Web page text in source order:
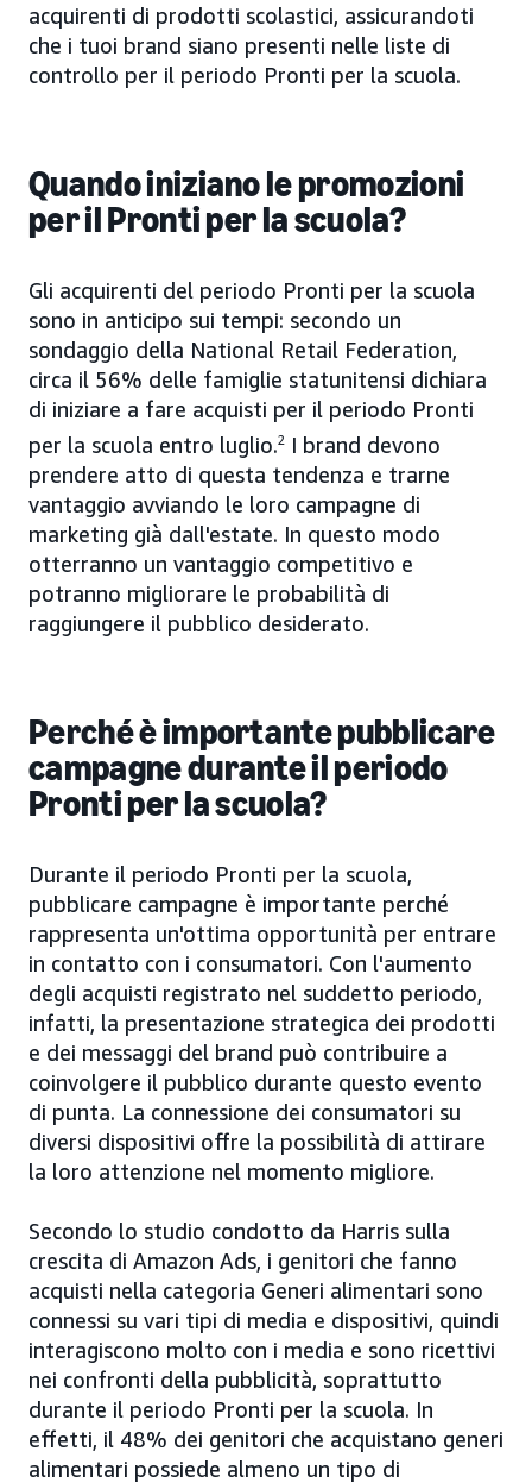
acquirenti di prodotti scolastici, assicurandoti
che i tuoi brand siano presenti nelle liste di
controllo per il periodo Pronti per la scuola.
Quando iniziano le promozioni
per il Pronti per la scuola?
Gli acquirenti del periodo Pronti per la scuola
sono in anticipo sui tempi: secondo un
sondaggio della National Retail Federation,
circa il 56% delle famiglie statunitensi dichiara
di iniziare a fare acquisti per il periodo Pronti
per la scuola entro luglio.2
I brand devono
prendere atto di questa tendenza e trarne
vantaggio avviando le loro campagne di
marketing già dall'estate. In questo modo
otterranno un vantaggio competitivo e
potranno migliorare le probabilità di
raggiungere il pubblico desiderato.
Perché è importante pubblicare
campagne durante il periodo
Pronti per la scuola?
Durante il periodo Pronti per la scuola,
pubblicare campagne è importante perché
rappresenta un'ottima opportunità per entrare
in contatto con i consumatori. Con l'aumento
degli acquisti registrato nel suddetto periodo,
infatti, la presentazione strategica dei prodotti
e dei messaggi del brand può contribuire a
coinvolgere il pubblico durante questo evento
di punta. La connessione dei consumatori su
diversi dispositivi offre la possibilità di attirare
la loro attenzione nel momento migliore.
Secondo lo studio condotto da Harris sulla
crescita di Amazon Ads, i genitori che fanno
acquisti nella categoria Generi alimentari sono
connessi su vari tipi di media e dispositivi, quindi
interagiscono molto con i media e sono ricettivi
nei confronti della pubblicità, soprattutto
durante il periodo Pronti per la scuola. In
effetti, il 48% dei genitori che acquistano generi
alimentari possiede almeno un tipo di